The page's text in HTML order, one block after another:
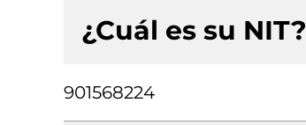
¿Cuál es su NIT?
901568224